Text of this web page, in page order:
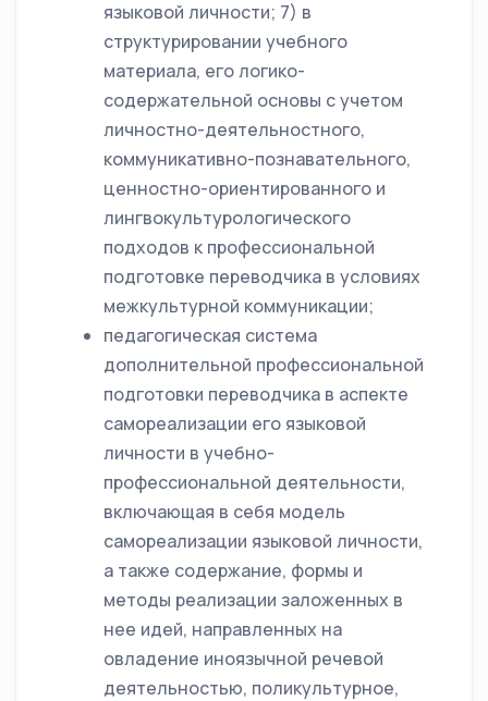
языковой личности; 7) в
структурировании учебного
материала, его логико-
содержательной основы с учетом
личностно-деятельностного,
коммуникативно-познавательного,
ценностно-ориентированного и
лингвокультурологического
подходов к профессиональной
подготовке переводчика в условиях
межкультурной коммуникации;
педагогическая система
дополнительной профессиональной
подготовки переводчика в аспекте
самореализации его языковой
личности в учебно-
профессиональной деятельности,
включающая в себя модель
самореализации языковой личности,
а также содержание, формы и
методы реализации заложенных в
нее идей, направленных на
овладение иноязычной речевой
деятельностью, поликультурное,